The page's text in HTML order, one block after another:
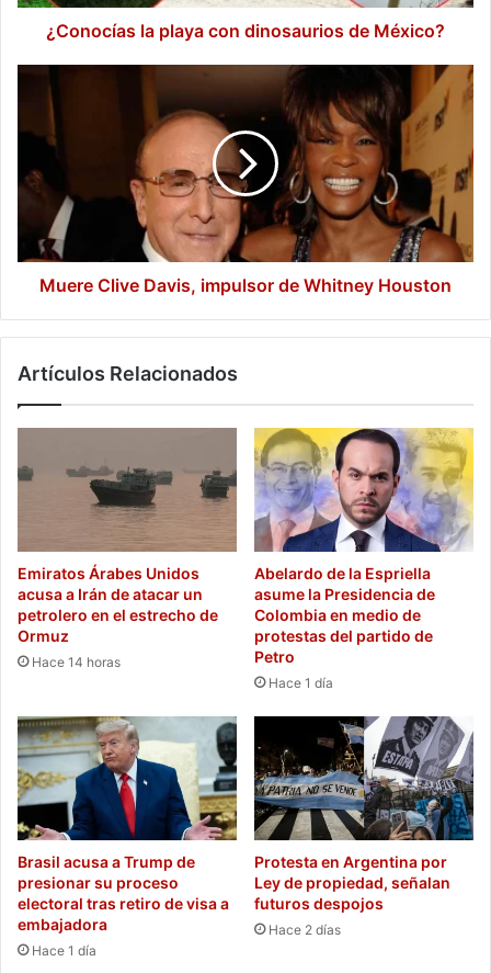
¿Conocías la playa con dinosaurios de México?
Muere
Davis,
impulsor
de
Whitney
Houston
Muere Clive Davis, impulsor de Whitney Houston
Artículos Relacionados
Emiratos Árabes Unidos
acusa a Irán de atacar un
petrolero en el estrecho de
Ormuz
Hace 14 horas
Abelardo de la Espriella
asume la Presidencia de
Colombia en medio de
protestas del partido de
Petro
Hace 1 día
Brasil acusa a Trump de
presionar su proceso
electoral tras retiro de visa a
embajadora
Hace 1 día
Protesta en Argentina por
Ley de propiedad, señalan
futuros despojos
Hace 2 días